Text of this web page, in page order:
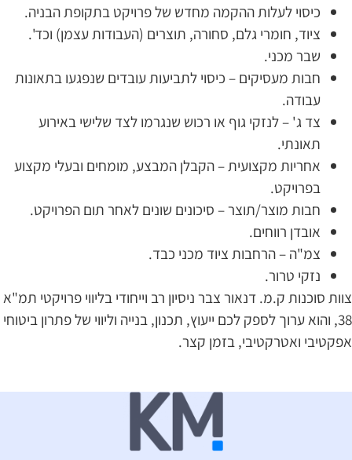
כיסוי לעלות ההקמה מחדש של פרויקט בתקופת הבניה.
ציוד, חומרי גלם, סחורה, תוצרים (העבודות עצמן) וכד'.
שבר מכני.
חבות מעסיקים – כיסוי לתביעות עובדים שנפגעו בתאונות
עבודה.
צד ג' – לנזקי גוף או רכוש שנגרמו לצד שלישי באירוע
תאונתי.
אחריות מקצועית – הקבלן המבצע, מומחים ובעלי מקצוע
בפרויקט.
חבות מוצר/תוצר – סיכונים שונים לאחר תום הפרויקט.
אובדן רווחים.
צמ"ה – הרחבות ציוד מכני כבד.
נזקי טרור.
סוכנות ק.מ. דנאור צבר ניסיון רב וייחודי בליווי פרויקטי תמ"א
38, והוא ערוך לספק לכם ייעוץ, תכנון, בנייה וליווי של פתרון ביטוחי
ואטרקטיבי, בזמן קצר.